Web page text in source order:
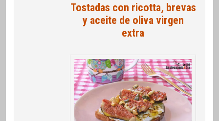
Tostadas con ricotta, brevas
y aceite de oliva virgen
extra